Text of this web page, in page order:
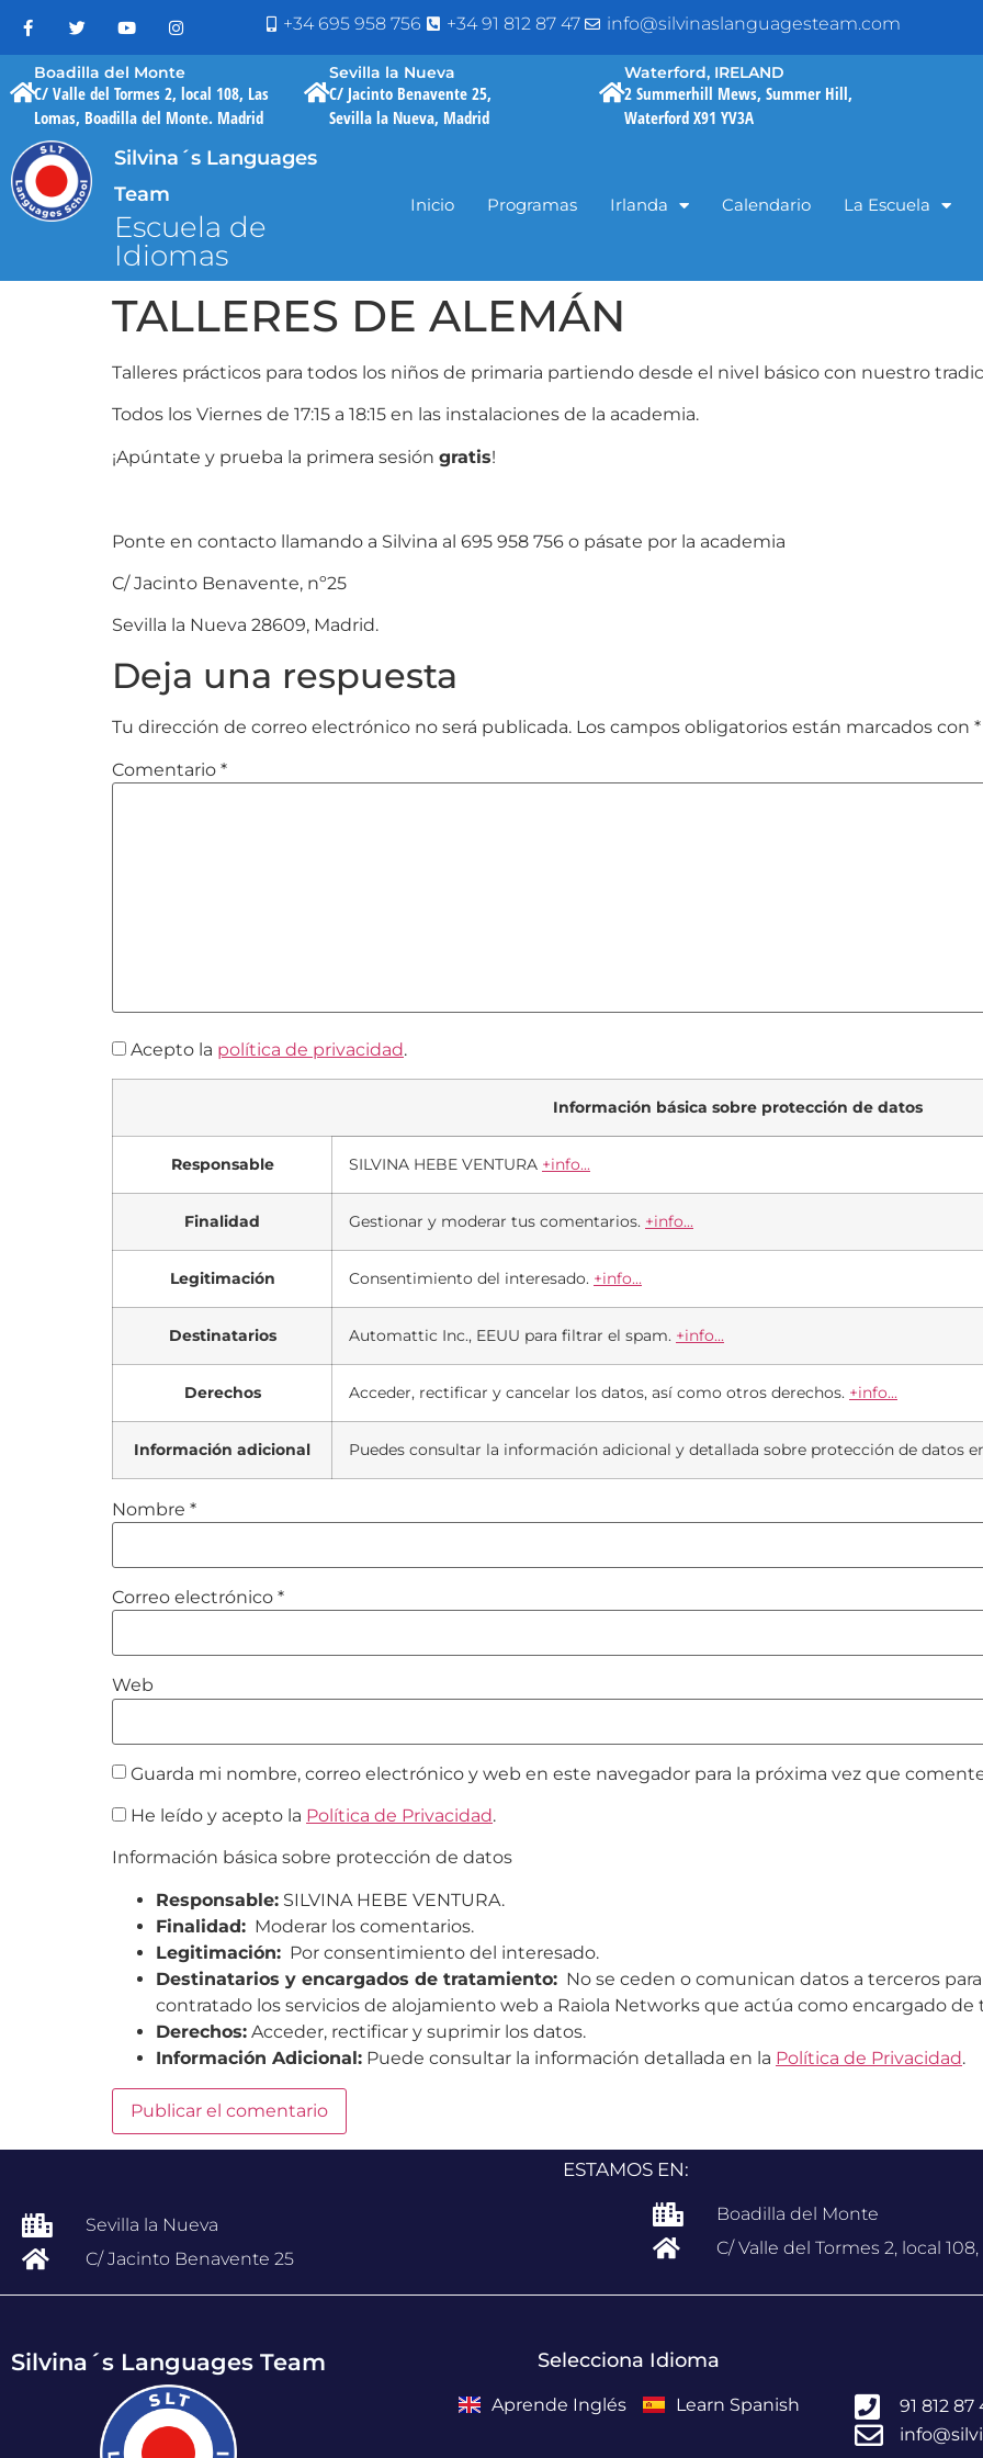
+34 695 958 756 +34 91 812 87 47 info@silvinaslanguagesteam.com
Boadilla del Monte
C/ Valle del Tormes 2, local 108, Las
Lomas, Boadilla del Monte. Madrid
Sevilla la Nueva
C/ Jacinto Benavente 25,
Sevilla la Nueva, Madrid
Waterford, IRELAND
2 Summerhill Mews, Summer Hill,
Waterford X91 YV3A
Silvina´s Languages
Team
Escuela de
Idiomas
Inicio Programas Irlanda Calendario La Escuela
TALLERES DE ALEMÁN
Talleres prácticos para todos los niños de primaria partiendo desde el nivel básico con nuestro
Todos los Viernes de 17:15 a 18:15 en las instalaciones de la academia.
¡Apúntate y prueba la primera sesión gratis!
Ponte en contacto llamando a Silvina al 695 958 756 o pásate por la academia
C/ Jacinto Benavente, nº25
Sevilla la Nueva 28609, Madrid.
Deja una respuesta
Tu dirección de correo electrónico no será publicada. Los campos obligatorios están marcados con *
Comentario *
Acepto la política de privacidad.
Información básica sobre protección de datos
Responsable SILVINA HEBE VENTURA +info...
Finalidad Gestionar y moderar tus comentarios. +info...
Legitimación Consentimiento del interesado. +info...
Destinatarios Automattic Inc., EEUU para filtrar el spam. +info...
Derechos Acceder, rectificar y cancelar los datos, así como otros derechos. +info...
Información adicional Puedes consultar la información adicional y detallada sobre protección de datos
Nombre *
Correo electrónico *
Web
Guarda mi nombre, correo electrónico y web en este navegador para la próxima vez que
He leído y acepto la Política de Privacidad.
Información básica sobre protección de datos
Responsable: SILVINA HEBE VENTURA.
Finalidad: Moderar los comentarios.
Legitimación: Por consentimiento del interesado.
Destinatarios y encargados de tratamiento: No se ceden o comunican datos a terceros
contratado los servicios de alojamiento web a Raiola Networks que actúa como encargado
Derechos: Acceder, rectificar y suprimir los datos.
Información Adicional: Puede consultar la información detallada en la Política de Privacidad.
ESTAMOS EN:
Sevilla la Nueva
C/ Jacinto Benavente 25
Boadilla del Monte
C/ Valle del Tormes 2, local
Silvina´s Languages Team Selecciona Idioma
Aprende Inglés Learn Spanish
91 812 87